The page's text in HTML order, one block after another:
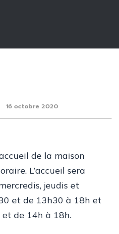
16 octobre 2020
de la maison
L’accueil sera
jeudis et
et de 13h30 à 18h et
de 14h à 18h.